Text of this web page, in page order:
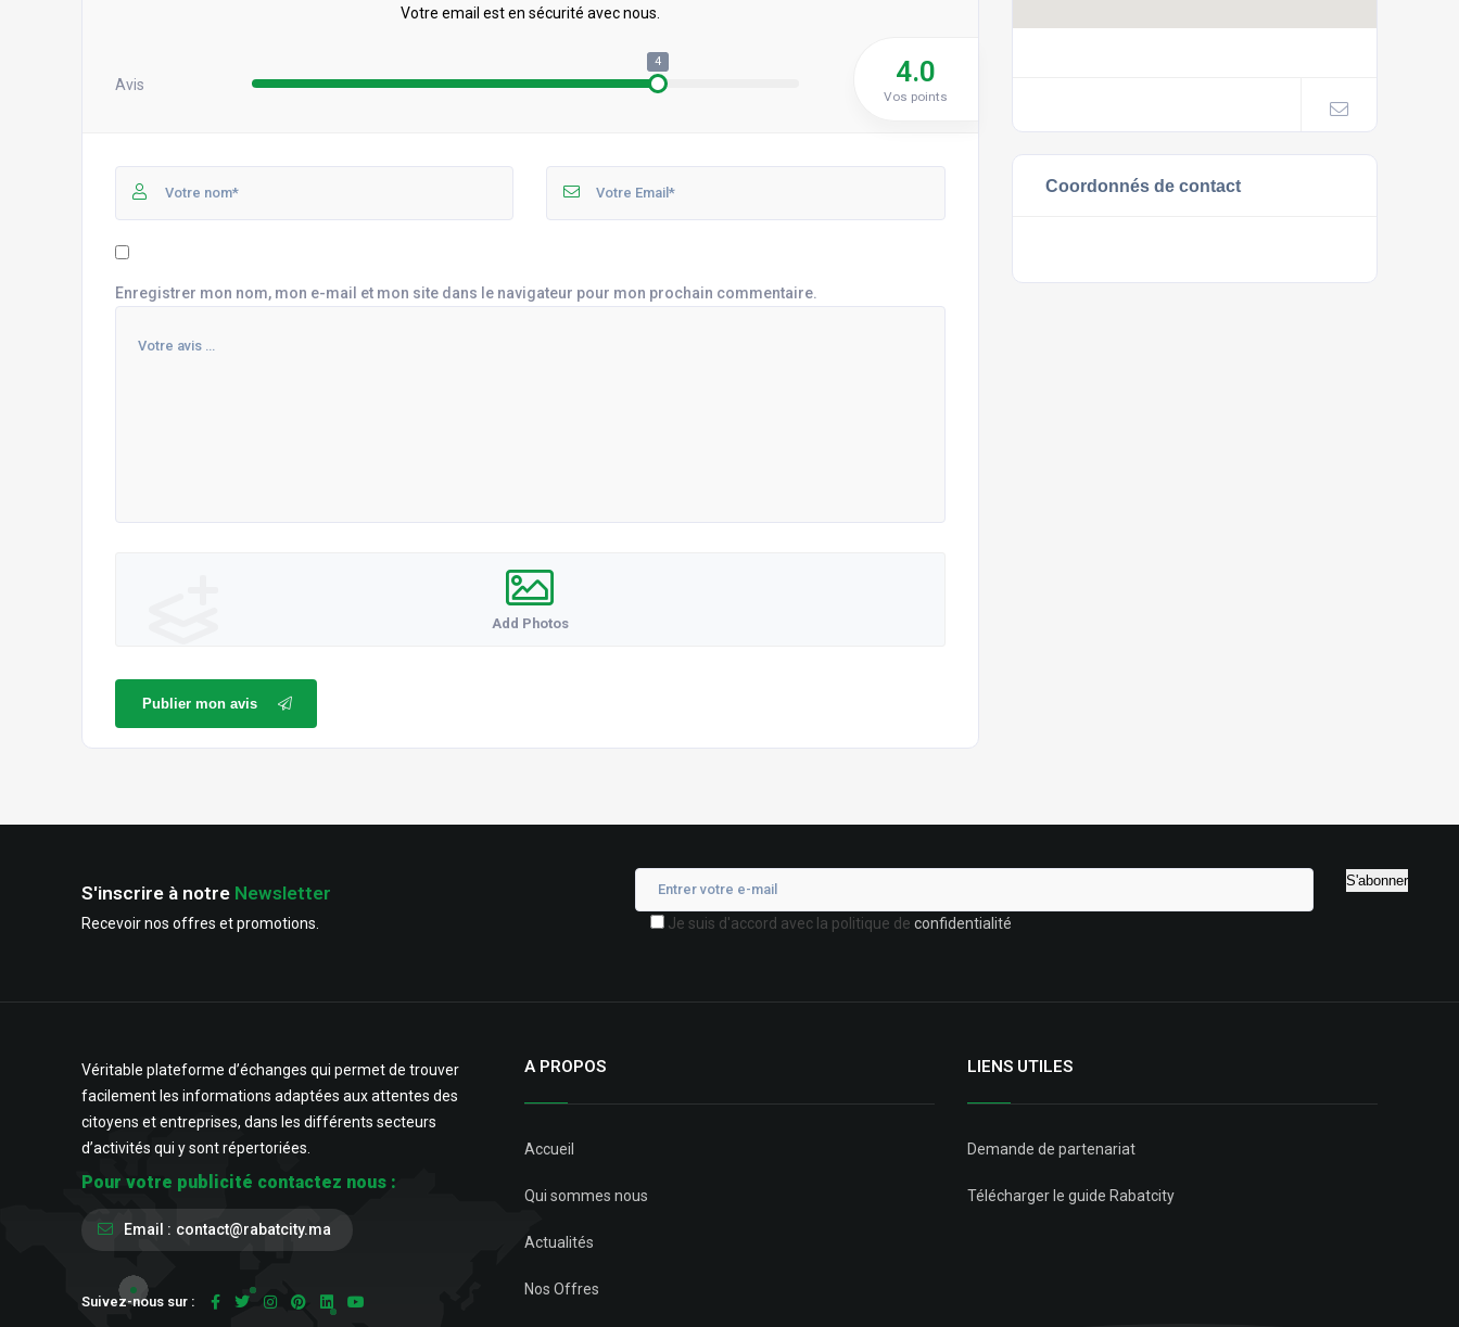
Votre email est en sécurité avec nous.
Avis
4 4.0
Vos points
Enregistrer mon nom, mon e-mail et mon site dans le navigateur pour mon prochain commentaire.
Add Photos
Publier mon avis
Coordonnés de contact
S'inscrire à notre Newsletter
Recevoir nos offres et promotions. Je suis d'accord avec la politique de confidentialité
Véritable plateforme d’échanges qui permet de trouver
facilement les informations adaptées aux attentes des
citoyens et entreprises, dans les différents secteurs
d’activités qui y sont répertoriées.
Pour votre publicité contactez nous :
Email : contact@rabatcity.ma
Suivez-nous sur :
A PROPOS
Accueil
Qui sommes nous
Actualités
Nos Offres
LIENS UTILES
Demande de partenariat
Télécharger le guide Rabatcity